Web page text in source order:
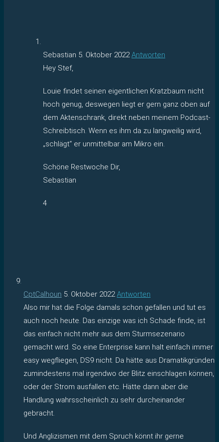
Sebastian 5. Oktober 2022 Antworten
Hey Stef,
Louie findet seinen eigentlichen Kratzbaum nicht
hoch genug, deswegen liegt er gern ganz oben auf
dem Aktenschrank, direkt neben meinem Podcast-
Schreibtisch. Wenn es ihm da zu langweilig wird,
„schlägt“ er unmittelbar am Mikro ein.
Schöne Restwoche Dir,
Sebastian
4
CptCalhoun 5. Oktober 2022 Antworten
Also mir hat die Folge damals schon gefallen und tut es
auch noch heute. Das einzige was ich Schade finde, ist
das einfach nicht mehr aus dem Sturmsezenario
gemacht wird. So eine Enterprise kann halt einfach immer
easy wegfliegen, DS9 nicht. Da hätte aus Dramatikgründen
zumindestens mal irgendwo der Blitz einschlagen können,
oder der Strom ausfallen etc. Hätte dann aber die
Handlung wahrsscheinlich zu sehr durcheinander
gebracht.
Und Anglizismen mit dem Spruch könnt ihr gerne